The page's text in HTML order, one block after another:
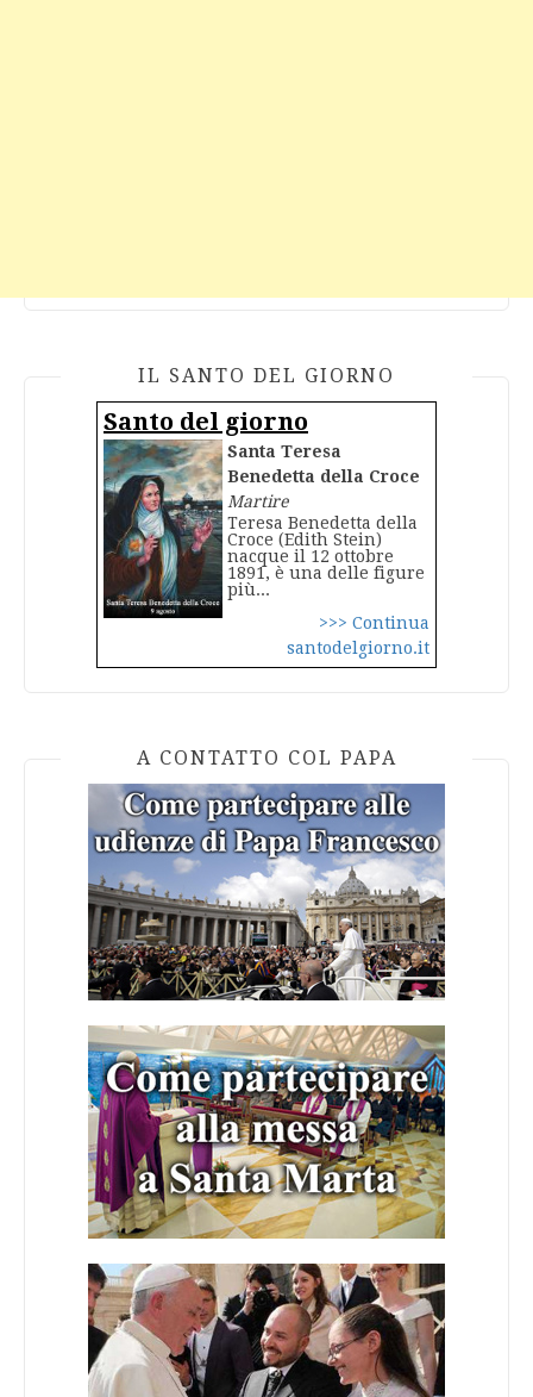
IL SANTO DEL GIORNO
Santo del giorno
Santa Teresa
Benedetta della Croce
Martire
Teresa Benedetta della
Croce (Edith Stein)
nacque il 12 ottobre
1891, è una delle figure
più...
>>> Continua
santodelgiorno.it
A CONTATTO COL PAPA